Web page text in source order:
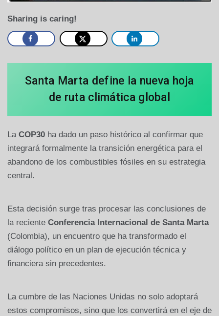
Sharing is caring!
Santa Marta define la nueva hoja
de ruta climática global
La COP30 ha dado un paso histórico al confirmar que
integrará formalmente la transición energética para el
abandono de los combustibles fósiles en su estrategia
central.
Esta decisión surge tras procesar las conclusiones de
la reciente Conferencia Internacional de Santa Marta
(Colombia), un encuentro que ha transformado el
diálogo político en un plan de ejecución técnica y
financiera sin precedentes.
La cumbre de las Naciones Unidas no solo adoptará
estos compromisos, sino que los convertirá en el eje de